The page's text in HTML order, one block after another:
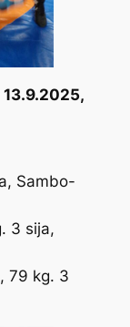
13.9.2025,
Sambo-
3 sija,
79 kg. 3